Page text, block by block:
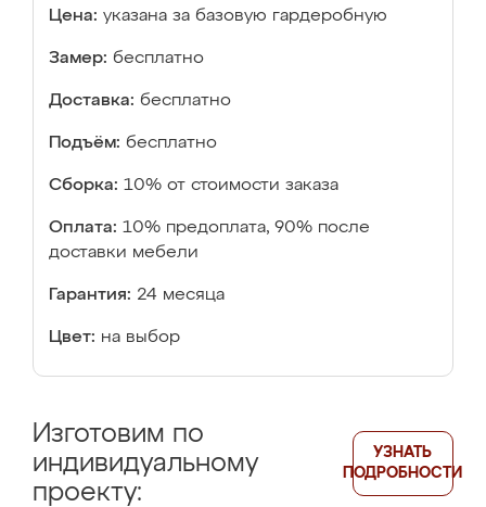
Цена: указана за базовую гардеробную
Замер: бесплатно
Доставка: бесплатно
Подъём: бесплатно
Сборка: 10% от стоимости заказа
Оплата: 10% предоплата, 90% после
доставки мебели
Гарантия: 24 месяца
Цвет: на выбор
Изготовим по
индивидуальному
проекту:
УЗНАТЬ
ПОДРОБНОСТИ